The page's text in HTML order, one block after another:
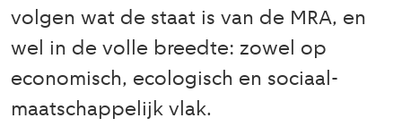
volgen wat de staat is van de MRA, en
wel in de volle breedte: zowel op
economisch, ecologisch en sociaal-
maatschappelijk vlak.